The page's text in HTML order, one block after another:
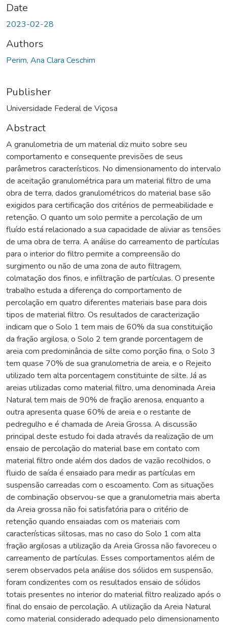
Date
2023-02-28
Authors
Perim, Ana Clara Ceschim
Publisher
Universidade Federal de Viçosa
Abstract
A granulometria de um material diz muito sobre seu
comportamento e consequente previsões de seus
parâmetros característicos. No dimensionamento do intervalo
de aceitação granulométrica para um material filtro de uma
obra de terra, dados granulométricos do material base são
exigidos para certificação dos critérios de permeabilidade e
retenção. O quanto um solo permite a percolação de um
fluído está relacionado a sua capacidade de aliviar as tensões
de uma obra de terra. A análise do carreamento de partículas
para o interior do filtro permite a compreensão do
surgimento ou não de uma zona de auto filtragem,
colmatação dos finos, e infiltração de partículas. O presente
trabalho estuda a diferença do comportamento de
percolação em quatro diferentes materiais base para dois
tipos de material filtro. Os resultados de caracterização
indicam que o Solo 1 tem mais de 60% da sua constituição
da fração argilosa, o Solo 2 tem grande porcentagem de
areia com predominância de silte como porção fina, o Solo 3
tem quase 70% de sua granulometria de areia, e o Rejeito
utilizado tem alta porcentagem constituinte de silte. Já as
areias utilizadas como material filtro, uma denominada Areia
Natural tem mais de 90% de fração arenosa, enquanto a
outra apresenta quase 60% de areia e o restante de
pedregulho e é chamada de Areia Grossa. A discussão
principal deste estudo foi dada através da realização de um
ensaio de percolação do material base em contato com
material filtro onde além dos dados de vazão recolhidos, o
fluido de saída é ensaiado para medir as partículas em
suspensão carreadas com o escoamento. Com as situações
de combinação observou-se que a granulometria mais aberta
da Areia grossa não foi satisfatória para o critério de
retenção quando ensaiadas com os materiais com
características siltosas, mas no caso do Solo 1 com alta
fração argilosas a utilização da Areia Grossa não favoreceu o
carreamento de partículas. Esses comportamentos além de
serem observados pela análise dos sólidos em suspensão,
foram condizentes com os resultados ensaio de sólidos
totais presentes no interior do material filtro realizado após o
final do ensaio de percolação. A utilização da Areia Natural
como material considerado adequado pelo dimensionamento